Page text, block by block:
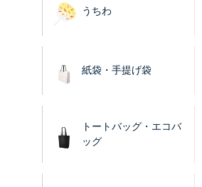
うちわ
紙袋・手提げ袋
トートバッグ・エコバ
ッグ